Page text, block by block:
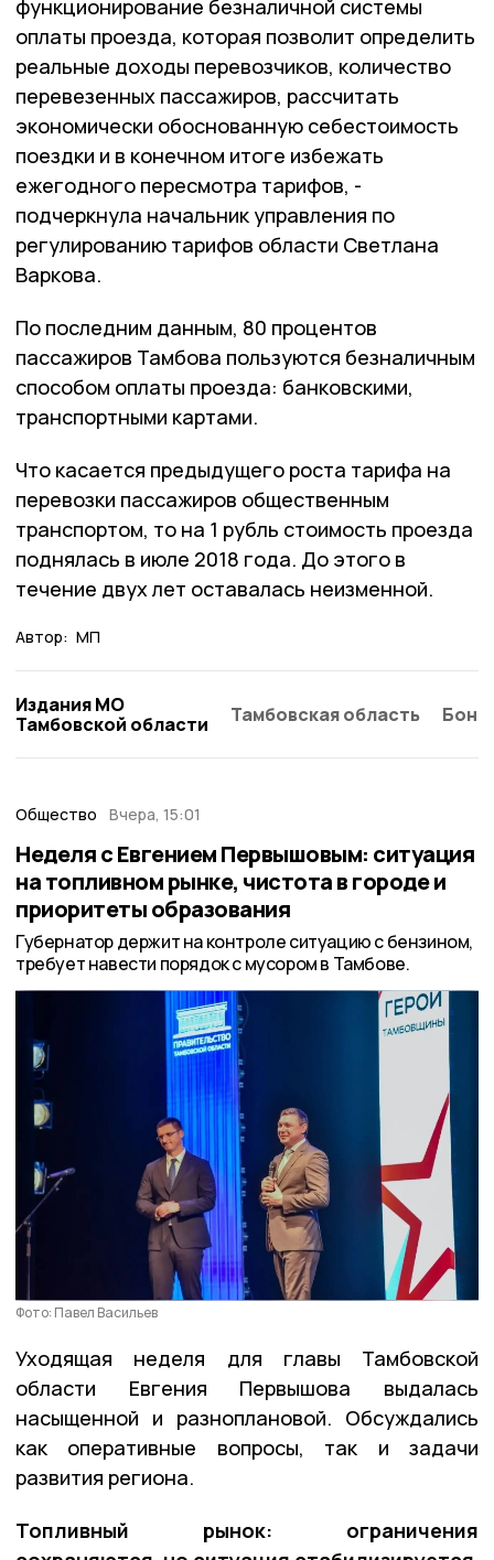
функционирование безналичной системы
оплаты проезда, которая позволит определить
реальные доходы перевозчиков, количество
перевезенных пассажиров, рассчитать
экономически обоснованную себестоимость
поездки и в конечном итоге избежать
ежегодного пересмотра тарифов, -
подчеркнула начальник управления по
регулированию тарифов области Светлана
Варкова.
По последним данным, 80 процентов
пассажиров Тамбова пользуются безналичным
способом оплаты проезда: банковскими,
транспортными картами.
Что касается предыдущего роста тарифа на
перевозки пассажиров общественным
транспортом, то на 1 рубль стоимость проезда
поднялась в июле 2018 года. До этого в
течение двух лет оставалась неизменной.
Автор: МП
Издания МО
Тамбовской области
Тамбовская область
Общество Вчера, 15:01
Неделя с Евгением Первышовым: ситуация
на топливном рынке, чистота в городе и
приоритеты образования
Губернатор держит на контроле ситуацию с бензином,
требует навести порядок с мусором в Тамбове.
Фото: Павел Васильев
Уходящая неделя для главы Тамбовской
области Евгения Первышова выдалась
насыщенной и разноплановой. Обсуждались
как оперативные вопросы, так и задачи
развития региона.
Топливный рынок: ограничения